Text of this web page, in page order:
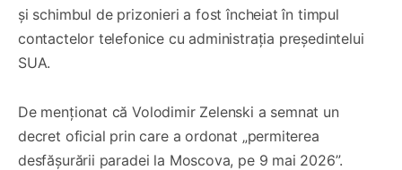
și schimbul de prizonieri a fost încheiat în timpul
contactelor telefonice cu administrația președintelui
SUA.
De menționat că Volodimir Zelenski a semnat un
decret oficial prin care a ordonat „permiterea
desfășurării paradei la Moscova, pe 9 mai 2026”.